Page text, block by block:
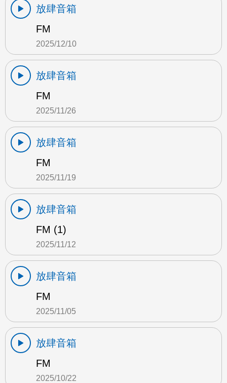
放肆音箱
FM
2025/12/10
放肆音箱
FM
2025/11/26
放肆音箱
FM
2025/11/19
放肆音箱
FM (1)
2025/11/12
放肆音箱
FM
2025/11/05
放肆音箱
FM
2025/10/22